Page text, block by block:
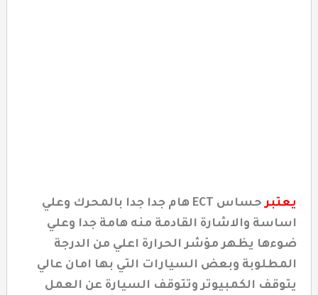
يعتبر
حساس ECT هام جدا جدا بالمحرك وعلي
اساسة والاشارة القادمة منه هامة جدا وعلي
ضوءها يظهر مؤشر الحرارة اعلي من الدرجة
المطلوبة وبعض السيارات التي بها امان عالي
يتوقف الكمبيوتر وتتوقف السيارة عن العمل